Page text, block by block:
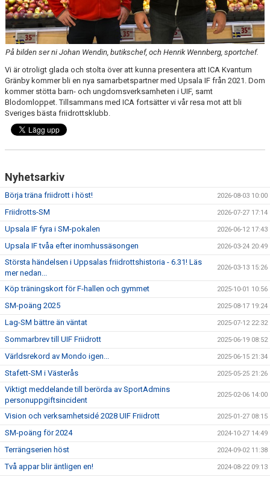
RESULTAT
SOMMARFRIIDROTTSSKOLAN
STATISTIK
På bilden ser ni Johan Wendin, butikschef, och Henrik Wennberg, sportchef.
Vi är otroligt glada och stolta över att kunna presentera att ICA Kvantum
Gränby kommer bli en nya samarbetspartner med Upsala IF från 2021. Dom
kommer stötta barn- och ungdomsverksamheten i UIF, samt
Blodomloppet. Tillsammans med ICA fortsätter vi vår resa mot att bli
Sveriges bästa friidrottsklubb.
Nyhetsarkiv
Börja träna friidrott i höst! 2026-08-03 10:00
Friidrotts-SM 2026-07-27 17:14
Upsala IF fyra i SM-pokalen 2026-06-12 17:43
Upsala IF tvåa efter inomhussäsongen 2026-03-24 20:49
Största händelsen i Uppsalas friidrottshistoria - 6.31! Läs
mer nedan...
2026-03-13 15:26
Köp träningskort för F-hallen och gymmet 2025-10-01 10:56
SM-poäng 2025 2025-08-17 19:24
Lag-SM bättre än väntat 2025-07-12 22:32
Sommarbrev till UIF Friidrott 2025-06-19 08:52
Världsrekord av Mondo igen... 2025-06-15 21:34
Stafett-SM i Västerås 2025-05-25 21:26
Viktigt meddelande till berörda av SportAdmins
personuppgiftsincident
2025-02-06 14:00
Vision och verksamhetsidé 2028 UIF Friidrott 2025-01-27 08:15
SM-poäng för 2024 2024-10-27 14:49
Terrängserien höst 2024-09-02 11:38
Två appar blir äntligen en! 2024-08-22 09:13